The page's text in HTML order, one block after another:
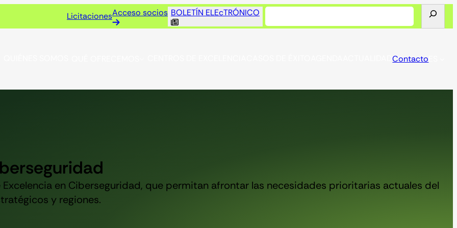
LicitacionesAcceso socios BOLETÍN ELEcTRÓNICO Buscar
ACTUALIDADContacto
en Ciberseguridad, que permitan afrontar las necesidades prioritarias actuales del
y regiones.